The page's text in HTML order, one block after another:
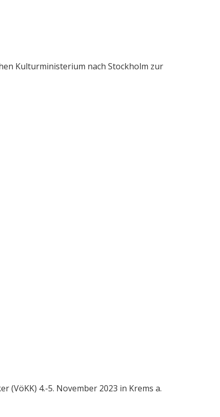
Kulturministerium nach Stockholm zur
(VöKK) 4.-5. November 2023 in Krems a.